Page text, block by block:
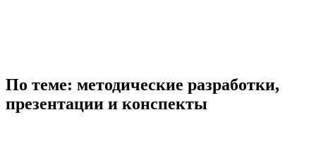
По теме: методические разработки,
презентации и конспекты